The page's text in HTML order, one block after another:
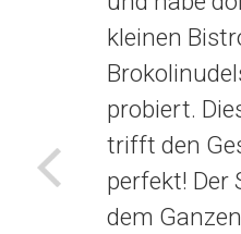
kleinen
probiert.
trifft den
perfekt! Der
dem
Voriges